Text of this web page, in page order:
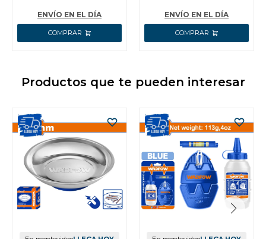
ENVÍO EN EL DÍA ENVÍO EN EL DÍA
Productos que te pueden interesar